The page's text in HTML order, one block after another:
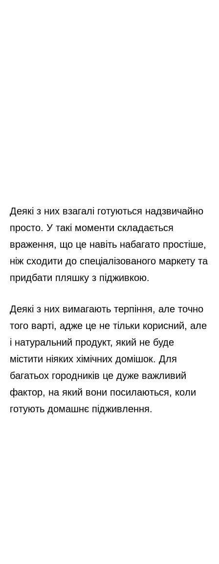
Деякі з них взагалі готуються надзвичайно
просто. У такі моменти складається
враження, що це навіть набагато простіше,
ніж сходити до спеціалізованого маркету та
придбати пляшку з підживкою.
Деякі з них вимагають терпіння, але точно
того варті, адже це не тільки корисний, але
і натуральний продукт, який не буде
містити ніяких хімічних домішок. Для
багатьох городників це дуже важливий
фактор, на який вони посилаються, коли
готують домашнє підживлення.